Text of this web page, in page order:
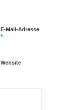
E-Mail-Adresse
*
Website